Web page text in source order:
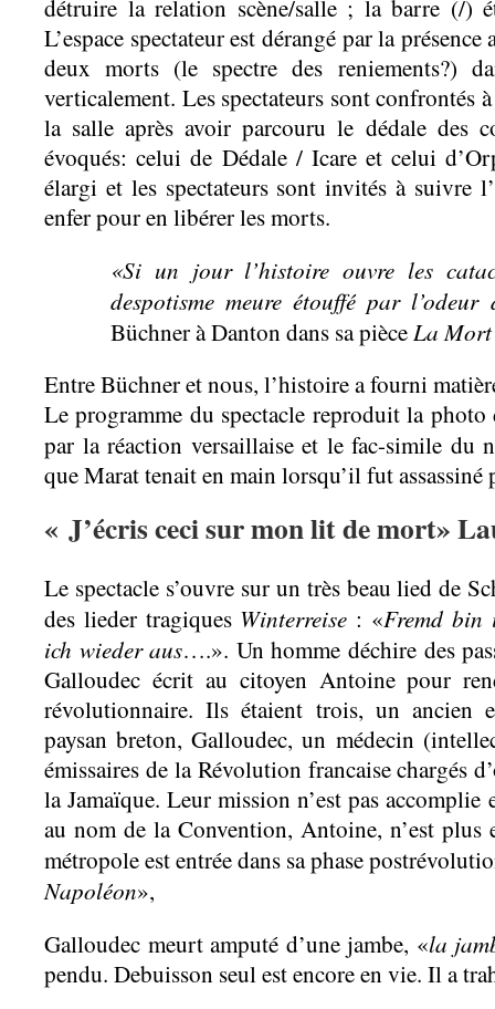
détruire la relation scène/salle ; la barre (/)
L’espace spectateur est dérangé par la
deux morts (le spectre des reniements?)
verticalement. Les spectateurs sont confrontés
la salle après avoir parcouru le dédale des
évoqués: celui de Dédale / Icare et celui
élargi et les spectateurs sont invités à suivre
enfer pour en libérer les morts.
«Si un jour l’histoire ouvre les
despotisme meure étouffé par l’odeur
Büchner à Danton dans sa pièceLa
Entre Büchner et nous, l’histoire a fourni
Le programme du spectacle reproduit la photo
par la réaction versaillaise et le fac-simile du
que Marat tenait en main lorsqu’il fut assassiné
« J’écris ceci sur mon lit de mort»
Le spectacle s’ouvre sur un très beau lied de
des lieder tragiques Winterreise : «Fremd bin
ich wieder aus….». Un homme déchire des
Galloudec écrit au citoyen Antoine pour
révolutionnaire. Ils étaient trois, un ancien
paysan breton, Galloudec, un médecin
émissaires de la Révolution francaise chargés
la Jamaïque. Leur mission n’est pas
au nom de la Convention, Antoine, n’est plus
métropole est entrée dans sa phase
Napoléon»,
Galloudec meurt amputé d’une jambe, «la
pendu. Debuisson seul est encore en vie. Il a